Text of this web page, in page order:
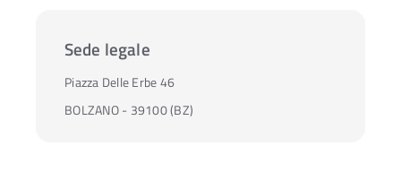
Sede legale
Piazza Delle Erbe 46
BOLZANO - 39100 (BZ)